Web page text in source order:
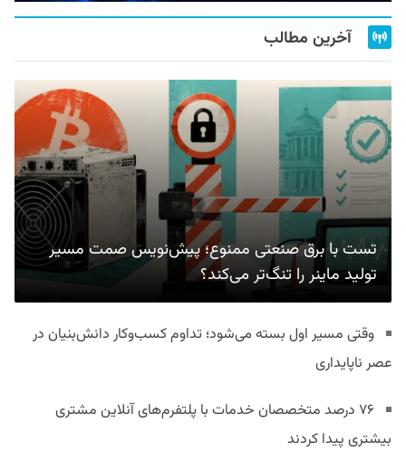
آخرین مطالب
تست با برق صنعتی ممنوع؛ پیش‌نویس صمت مسیر
تولید ماینر را تنگ‌تر می‌کند؟
وقتی مسیر اول بسته می‌شود؛ تداوم کسب‌وکار دانش‌بنیان در
عصر ناپایداری
۷۶ درصد متخصصان خدمات با پلتفرم‌های آنلاین مشتری
بیشتری پیدا کردند